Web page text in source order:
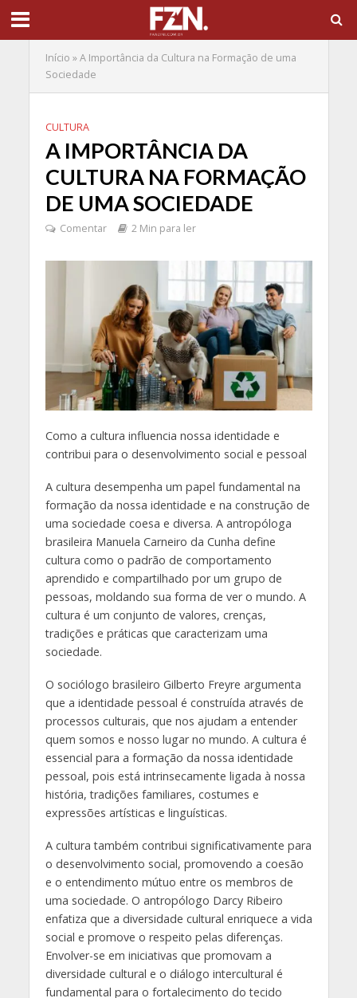
Início »A Importância da Cultura na Formação de uma
Sociedade
CULTURA
A IMPORTÂNCIA DA
CULTURA NA FORMAÇÃO
DE UMA SOCIEDADE
Comentar 2 Min para ler
Como a cultura influencia nossa identidade e
contribui para o desenvolvimento social e pessoal
A cultura desempenha um papel fundamental na
formação da nossa identidade e na construção de
uma sociedade coesa e diversa. A antropóloga
brasileira Manuela Carneiro da Cunha define
cultura como o padrão de comportamento
aprendido e compartilhado por um grupo de
pessoas, moldando sua forma de ver o mundo. A
cultura é um conjunto de valores, crenças,
tradições e práticas que caracterizam uma
sociedade.
O sociólogo brasileiro Gilberto Freyre argumenta
que a identidade pessoal é construída através de
processos culturais, que nos ajudam a entender
quem somos e nosso lugar no mundo. A cultura é
essencial para a formação da nossa identidade
pessoal, pois está intrinsecamente ligada à nossa
história, tradições familiares, costumes e
expressões artísticas e linguísticas.
A cultura também contribui significativamente para
o desenvolvimento social, promovendo a coesão
e o entendimento mútuo entre os membros de
uma sociedade. O antropólogo Darcy Ribeiro
enfatiza que a diversidade cultural enriquece a vida
social e promove o respeito pelas diferenças.
Envolver-se em iniciativas que promovam a
diversidade cultural e o diálogo intercultural é
fundamental para o fortalecimento do tecido